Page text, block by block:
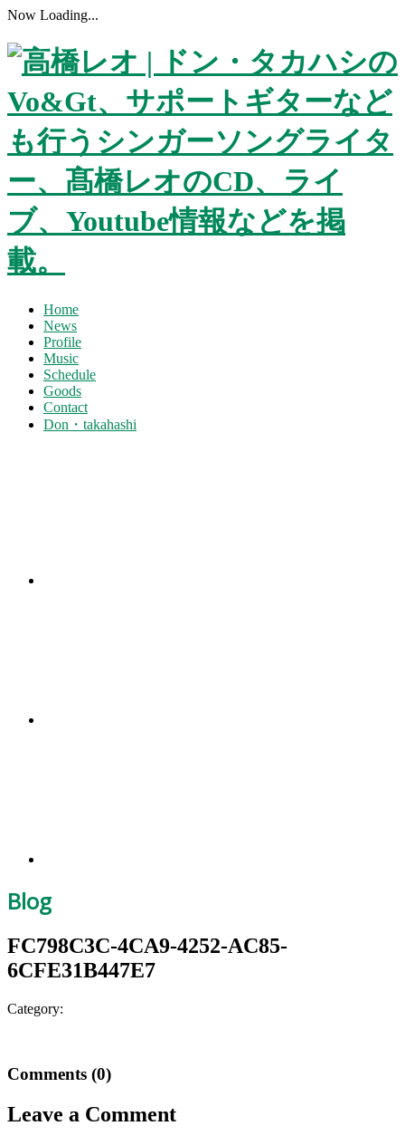
Now Loading...
Home
News
Profile
Music
Schedule
Goods
Contact
Don・takahashi
Blog
FC798C3C-4CA9-4252-AC85-
6CFE31B447E7
Category:
Comments (0)
Leave a Comment